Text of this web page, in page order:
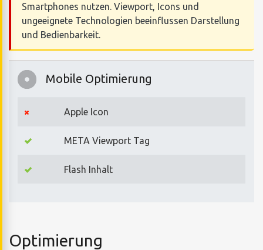
Smartphones nutzen. Viewport, Icons und
ungeeignete Technologien beeinflussen Darstellung
und Bedienbarkeit.
Mobile Optimierung
Apple Icon
META Viewport Tag
Flash Inhalt
Optimierung